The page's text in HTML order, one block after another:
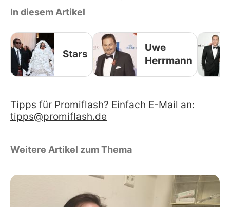
In diesem Artikel
Stars
Uwe
Herrmann
Tipps für Promiflash? Einfach E-Mail an:
tipps@promiflash.de
Weitere Artikel zum Thema